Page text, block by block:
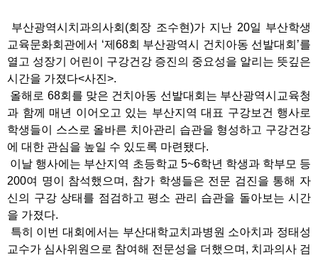
부산광역시치과의사회(회장 조수현)가 지난 20일 부산학생
교육문화회관에서 ‘제68회 부산광역시 건치아동 선발대회’를
열고 성장기 어린이 구강건강 증진의 중요성을 알리는 뜻깊은
시간을 가졌다<사진>.
올해로 68회를 맞은 건치아동 선발대회는 부산광역시교육청
과 함께 매년 이어오고 있는 부산지역 대표 구강보건 행사로
학생들이 스스로 올바른 치아관리 습관을 형성하고 구강건강
에 대한 관심을 높일 수 있도록 마련됐다.
이날 행사에는 부산지역 초등학교 5~6학년 학생과 학부모 등
200여 명이 참석했으며, 참가 학생들은 전문 검진을 통해 자
신의 구강 상태를 점검하고 평소 관리 습관을 돌아보는 시간
을 가졌다.
특히 이번 대회에서는 부산대학교치과병원 소아치과 정태성
교수가 심사위원으로 참여해 전문성을 더했으며, 치과의사 검